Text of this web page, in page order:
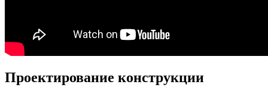
Проектирование конструкции